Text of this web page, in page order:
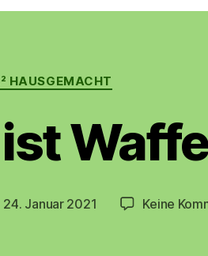
Kategorien
HAUSGEMACHT
24. Januar 2021 Keine